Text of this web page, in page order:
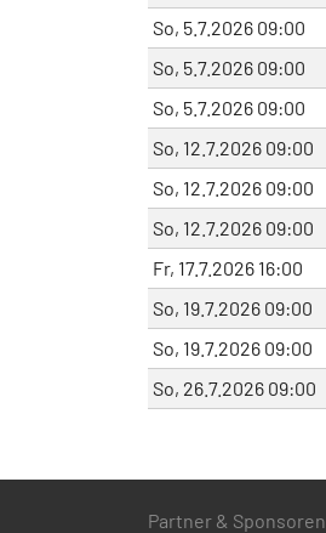
So, 5.7.2026 09:00
So, 5.7.2026 09:00
So, 5.7.2026 09:00
So, 12.7.2026 09:00
So, 12.7.2026 09:00
So, 12.7.2026 09:00
Fr, 17.7.2026 16:00
So, 19.7.2026 09:00
So, 19.7.2026 09:00
So, 26.7.2026 09:00
Partner & Sponsoren